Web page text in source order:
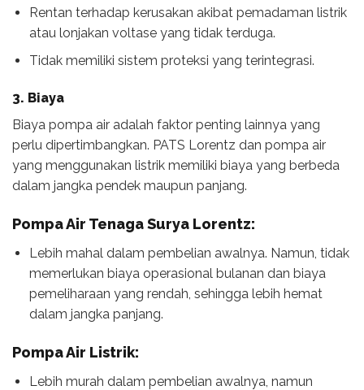
Rentan terhadap kerusakan akibat pemadaman listrik
atau lonjakan voltase yang tidak terduga.
Tidak memiliki sistem proteksi yang terintegrasi.
3. Biaya
Biaya pompa air adalah faktor penting lainnya yang
perlu dipertimbangkan. PATS Lorentz dan pompa air
yang menggunakan listrik memiliki biaya yang berbeda
dalam jangka pendek maupun panjang.
Pompa Air Tenaga Surya Lorentz:
Lebih mahal dalam pembelian awalnya. Namun, tidak
memerlukan biaya operasional bulanan dan biaya
pemeliharaan yang rendah, sehingga lebih hemat
dalam jangka panjang.
Pompa Air Listrik:
Lebih murah dalam pembelian awalnya, namun